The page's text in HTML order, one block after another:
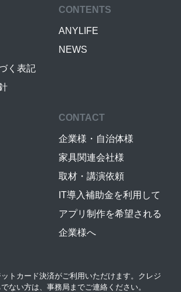
く表記
CONTENTS
ANYLIFE
NEWS
CONTACT
企業様・自治体様
家具関連会社様
取材・講演依頼
IT導入補助金を利用して
アプリ制作を希望される
企業様へ
トカード決済がご利用いただけます。クレジ
ない方は、事務局までご連絡ください。